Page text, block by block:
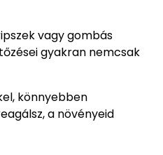
vagy gombás
gyakran nemcsak
könnyebben
a növényeid